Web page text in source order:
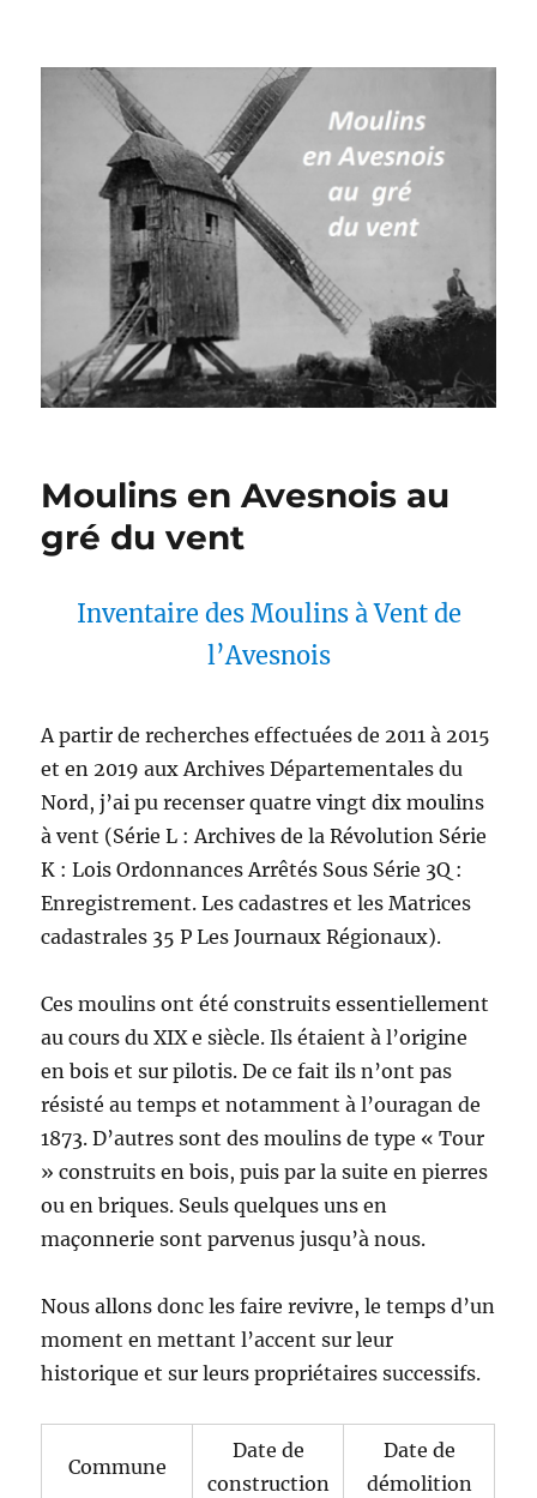
Moulins à vent en Avesnois
Moulins en Avesnois au
gré du vent
Inventaire des Moulins à Vent de
l’Avesnois
A partir de recherches effectuées de 2011 à 2015
et en 2019 aux Archives Départementales du
Nord, j’ai pu recenser quatre vingt dix moulins
à vent (Série L : Archives de la Révolution Série
K : Lois Ordonnances Arrêtés Sous Série 3Q :
Enregistrement. Les cadastres et les Matrices
cadastrales 35 P Les Journaux Régionaux).
Ces moulins ont été construits essentiellement
au cours du XIX e siècle. Ils étaient à l’origine
en bois et sur pilotis. De ce fait ils n’ont pas
résisté au temps et notamment à l’ouragan de
1873. D’autres sont des moulins de type « Tour
» construits en bois, puis par la suite en pierres
ou en briques. Seuls quelques uns en
maçonnerie sont parvenus jusqu’à nous.
Nous allons donc les faire revivre, le temps d’un
moment en mettant l’accent sur leur
historique et sur leurs propriétaires successifs.
Commune
Date de
construction
Date de
démolition